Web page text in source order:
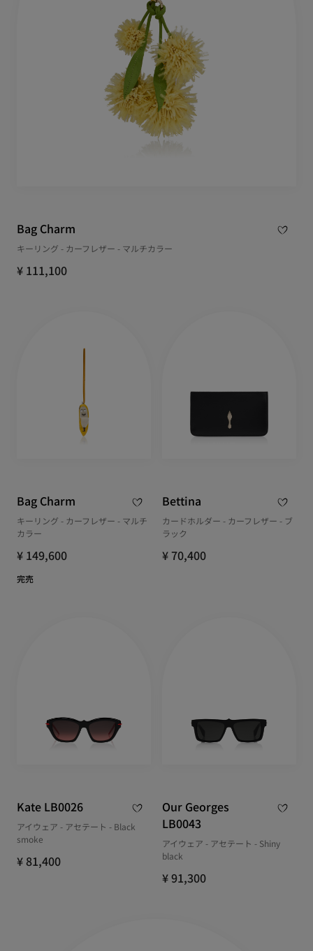
Bag Charm
キーリング - カーフレザー - マルチカラー
¥ 111,100
Bag Charm
キーリング - カーフレザー - マルチ
カラー
¥ 149,600
完売
Bettina
カードホルダー - カーフレザー - ブ
ラック
¥ 70,400
Kate LB0026
アイウェア - アセテート - Black
smoke
¥ 81,400
Our Georges
LB0043
アイウェア - アセテート - Shiny
black
¥ 91,300